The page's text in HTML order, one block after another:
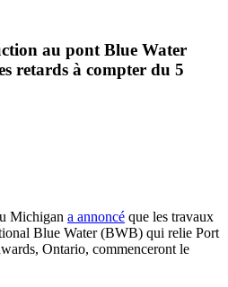
au pont Blue Water
retards à compter du 5
Michigan a annoncé que les travaux
Blue Water (BWB) qui relie Port
Ontario, commenceront le